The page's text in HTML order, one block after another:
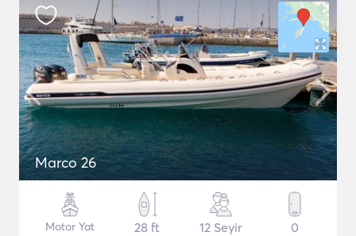
Marco 26
Motor Yat
28 ft
12 Seyir 0